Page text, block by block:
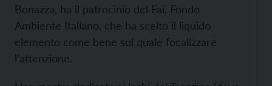
Bonazza, ha il patrocinio del Fai, Fondo
Ambiente Italiano, che ha scelto il liquido
elemento come bene sul quale focalizzare
l’attenzione.